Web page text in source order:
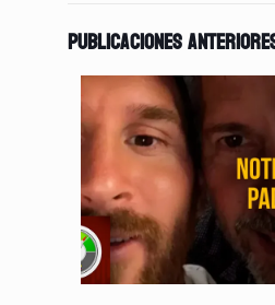
Publicaciones